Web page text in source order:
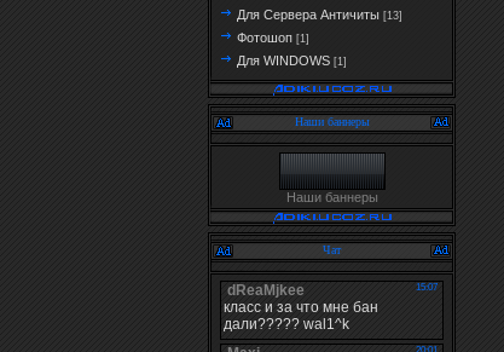
Для Сервера Античиты [13]
Фотошоп [1]
Для WINDOWS [1]
Наши баннеры
Наши баннеры
Чат